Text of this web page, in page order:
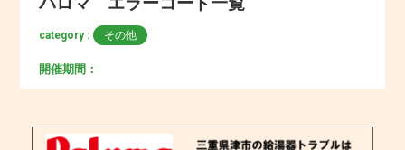
category : その他
開催期間：